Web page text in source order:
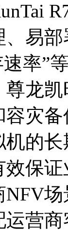
、
率”
尊龙
和容
的长
有效
场
营商